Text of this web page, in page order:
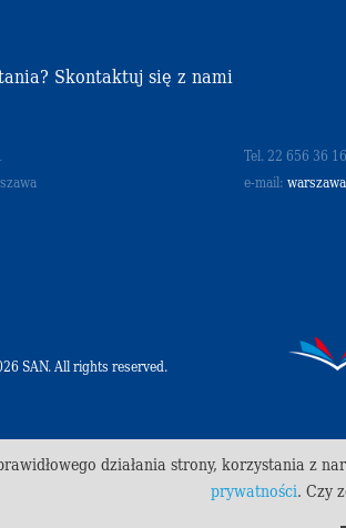
Skontaktuj się z nami
Tel. 22 656 36 16
e-mail:
SAN. All rights reserved.
działania strony, korzystania z
prywatności. Czy